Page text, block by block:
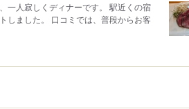
一人寂しくディナーです。 駅近くの宿
しました。 口コミでは、普段からお客